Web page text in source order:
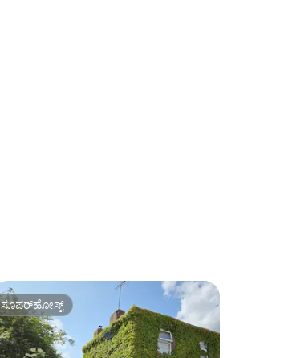
ಸೂಪರ್‌ಹೋಸ್ಟ್
ಸೂಪರ್‌ಹೋಸ್ಟ್